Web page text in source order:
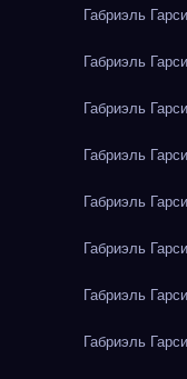
Габриэль
Габриэль
Габриэль
Габриэль
Габриэль
Габриэль
Габриэль
Габриэль